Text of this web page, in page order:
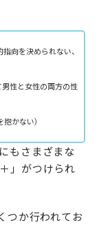
向を決められない、
性と女性の両方の性
かない）
もさまざまな
」がつけられ
つか行われてお